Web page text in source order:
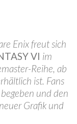
Enix freut sich
VI im
Reihe, ab
ist. Fans
und den
Grafik und